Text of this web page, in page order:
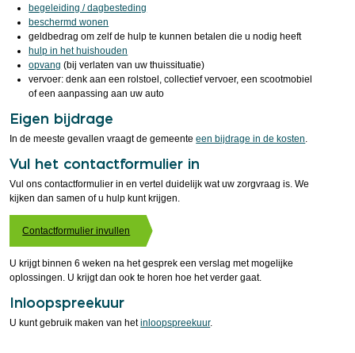
begeleiding / dagbesteding
beschermd wonen
geldbedrag om zelf de hulp te kunnen betalen die u nodig heeft
hulp in het huishouden
opvang (bij verlaten van uw thuissituatie)
vervoer: denk aan een rolstoel, collectief vervoer, een scootmobiel
of een aanpassing aan uw auto
Eigen bijdrage
In de meeste gevallen vraagt de gemeenteeen bijdrage in de kosten
Vul het contactformulier in
Vul ons contactformulier in en vertel duidelijk wat uw zorgvraag is. We
kijken dan samen of u hulp kunt krijgen.
Contactformulier invullen
U krijgt binnen 6 weken na het gesprek een verslag met mogelijke
oplossingen. U krijgt dan ook te horen hoe het verder gaat.
Inloopspreekuur
U kunt gebruik maken van hetinloopspreekuur.